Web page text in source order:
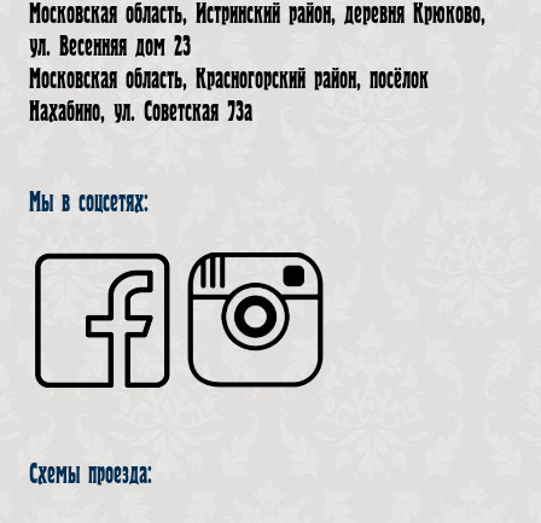
Московская область, Истринский район, деревня Крюково,
ул. Весенняя дом 23
Московская область, Красногорский район, посёлок
Нахабино, ул. Советская 73а
Мы в соцсетях:
Схемы проезда: